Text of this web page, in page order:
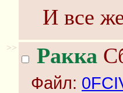
И все
>> Ракка
Файл: